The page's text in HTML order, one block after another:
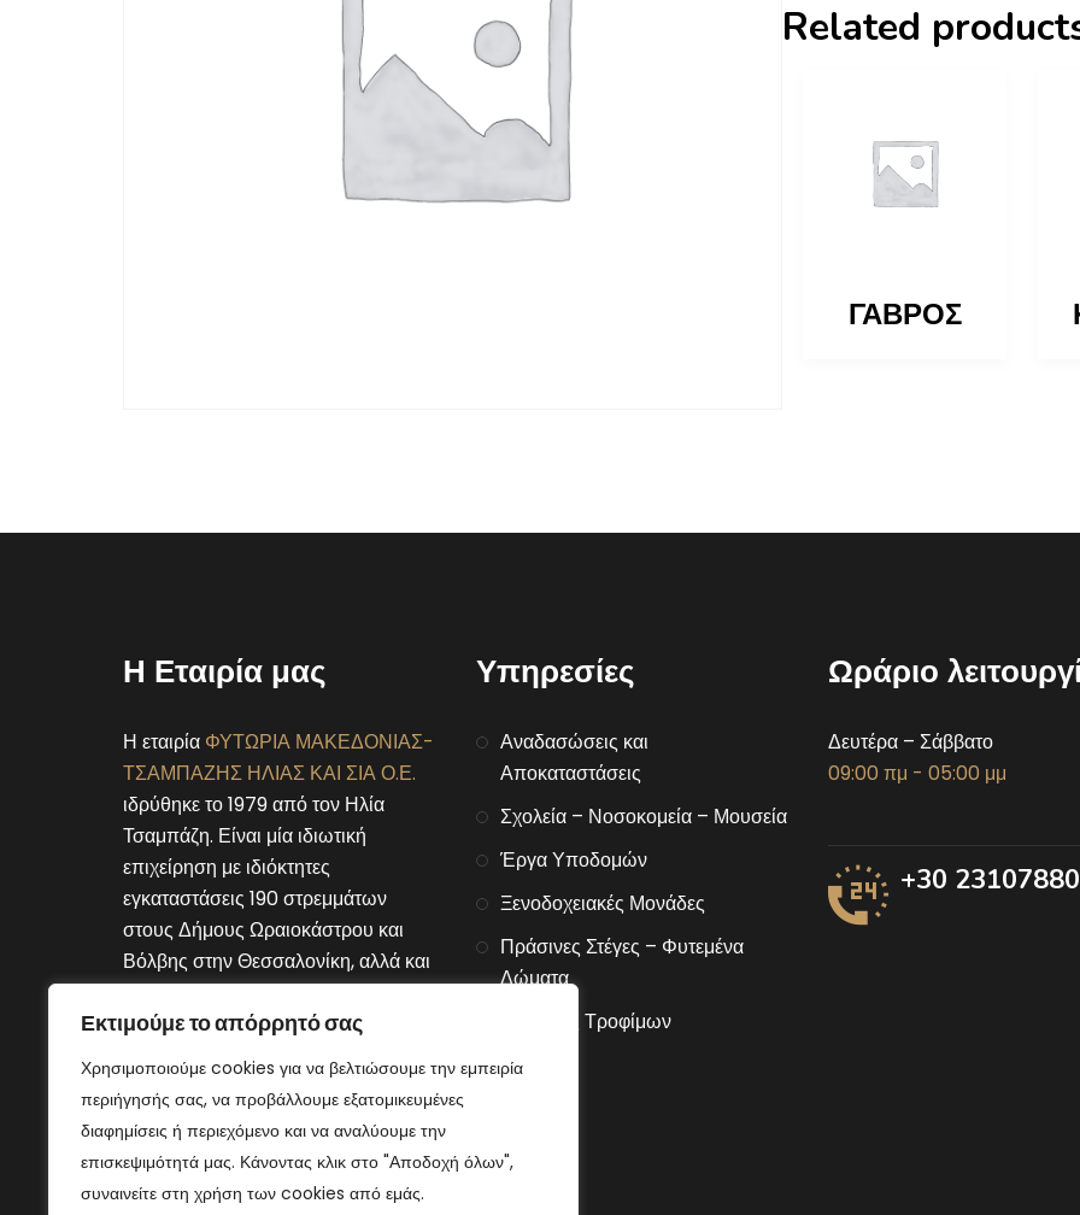
Εκτιμούμε το απόρρητό σας
Χρησιμοποιούμε cookies για να βελτιώσουμε την εμπειρία
περιήγησής σας, να προβάλλουμε εξατομικευμένες
διαφημίσεις ή περιεχόμενο και να αναλύουμε την
επισκεψιμότητά μας. Κάνοντας κλικ στο "Αποδοχή όλων",
συναινείτε στη χρήση των cookies από εμάς.
Related
ΓΑΒΡΟΣ
Η Εταιρία μας
Η εταιρία ΦΥΤΩΡΙΑ ΜΑΚΕΔΟΝΙΑΣ-
ΤΣΑΜΠΑΖΗΣ ΗΛΙΑΣ ΚΑΙ ΣΙΑ Ο.Ε.
ιδρύθηκε το 1979 από τον Ηλία
Τσαμπάζη. Είναι μία ιδιωτική
επιχείρηση με ιδιόκτητες
εγκαταστάσεις 190 στρεμμάτων
στους Δήμους Ωραιοκάστρου και
Βόλβης στην Θεσσαλονίκη, αλλά και
στον Δήμο Μουριών του νομού
Κιλκίς.
Connect With Us
Υπηρεσίες
Αναδασώσεις και
Αποκαταστάσεις
Σχολεία – Νοσοκομεία – Μουσεία
Έργα Υποδομών
Ξενοδοχειακές Μονάδες
Πράσινες Στέγες – Φυτεμένα
Δώματα
Αλυσίδες Τροφίμων
Ωράριο
Δευτέρα – Σάββατο
09:00 πμ - 05:00 μμ
+30